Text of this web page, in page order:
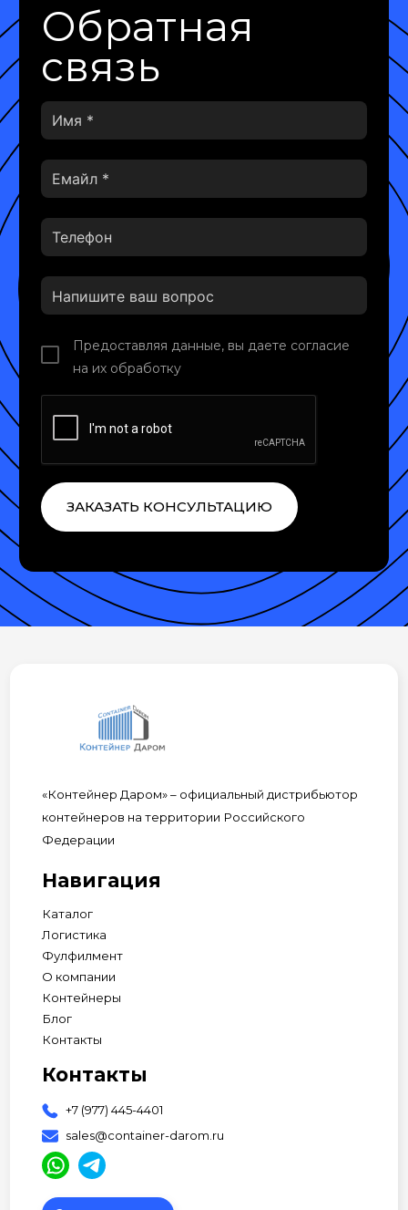
Обратная
связь
Предоставляя данные, вы даете согласие
на их обработку
ЗАКАЗАТЬ КОНСУЛЬТАЦИЮ
«Контейнер Даром» – официальный дистрибьютор
контейнеров на территории Российского
Федерации
Навигация
Каталог
Логистика
Фулфилмент
О компании
Контейнеры
Блог
Контакты
Контакты
+7 (977) 445-4401
sales@container-darom.ru